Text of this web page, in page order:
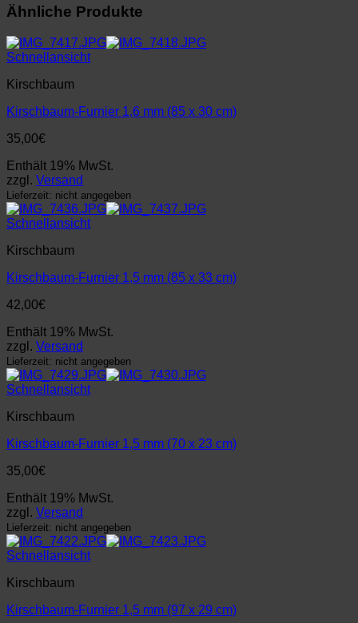
Ähnliche Produkte
Schnellansicht
Kirschbaum
Kirschbaum-Furnier 1,6 mm (85 x 30 cm)
35,00€
Enthält 19% MwSt.
zzgl. Versand
Lieferzeit: nicht angegeben
Schnellansicht
Kirschbaum
Kirschbaum-Furnier 1,5 mm (85 x 33 cm)
42,00€
Enthält 19% MwSt.
zzgl. Versand
Lieferzeit: nicht angegeben
Schnellansicht
Kirschbaum
Kirschbaum-Furnier 1,5 mm (70 x 23 cm)
35,00€
Enthält 19% MwSt.
zzgl. Versand
Lieferzeit: nicht angegeben
Schnellansicht
Kirschbaum
Kirschbaum-Furnier 1,5 mm (97 x 29 cm)